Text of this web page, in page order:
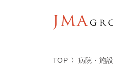
TOP 病院・施設